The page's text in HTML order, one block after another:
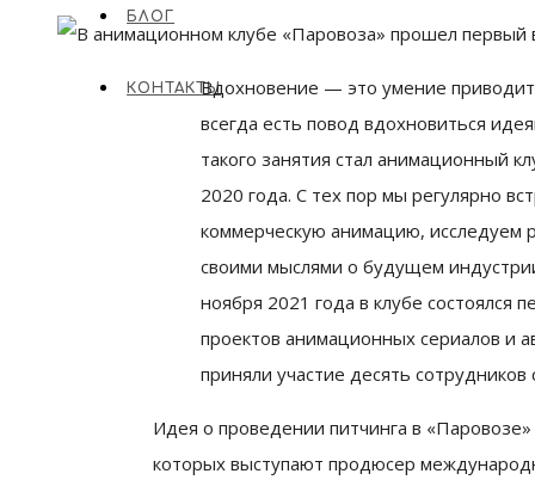
БЛОГ
КОНТАКТЫВдохновение — это умение
всегда есть повод вдохновиться
такого занятия стал анимационный
2020 года. С тех пор мы регулярно
коммерческую анимацию, исследуем
своими мыслями о будущем
ноября 2021 года в клубе состоялся
проектов анимационных сериалов и
приняли участие десять
Идея о проведении питчинга в
которых выступают продюсер